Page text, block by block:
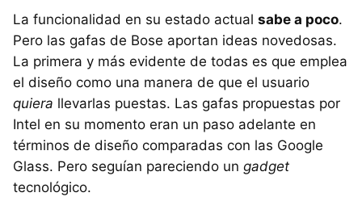
La funcionalidad en su estado actual sabe a poco.
Pero las gafas de Bose aportan ideas novedosas.
La primera y más evidente de todas es que emplea
el diseño como una manera de que el usuario
quiera llevarlas puestas. Las gafas propuestas por
Intel en su momento eran un paso adelante en
términos de diseño comparadas con las Google
Glass. Pero seguían pareciendo un gadget
tecnológico.